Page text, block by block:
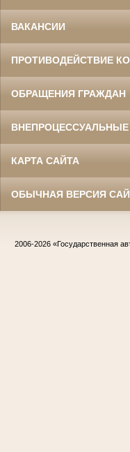
ВАКАНСИИ
ПРОТИВОДЕЙСТВИЕ
ОБРАЩЕНИЯ ГРАЖДАН
КАРТА САЙТА
ОБЫЧНАЯ ВЕРСИЯ
2006-2026 «Государственная